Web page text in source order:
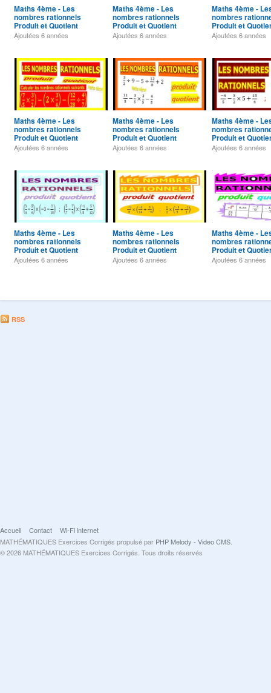
Maths 4ème - Les
nombres rationnels
Produit et Quotient
Exercice 28
Ajoutées 6 années
Maths 4ème - Les
nombres rationnels
Produit et Quotient
Exercice 27
Ajoutées6 années
Maths 4ème -
nombres
Produit et
Exercice 26
Ajoutées 6 années
Maths 4ème - Les
nombres rationnels
Produit et Quotient
Exercice 24
Ajoutées 6 années
Maths 4ème - Les
nombres rationnels
Produit et Quotient
Exercice 23
Ajoutées6 années
Maths 4ème -
nombres
Produit et
Exercice 22
Ajoutées 6 années
Maths 4ème - Les
nombres rationnels
Produit et Quotient
Exercice 20
Ajoutées 6 années
Maths 4ème - Les
nombres rationnels
Produit et Quotient
Exercice 19
Ajoutées6 années
Maths 4ème -
nombres
Produit et
Exercice 18
Ajoutées 6 années
RSS
Accueil Contact
Wi-Fi internet
MATHÉMATIQUES Exercices Corrigés propulsé par PHP Melody - Video CMS
© 2026 MATHÉMATIQUES Exercices Corrigés. Tous droits réservés